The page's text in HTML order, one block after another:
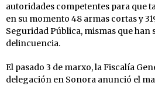
autoridades competentes para que
en su momento 48 armas cortas y
Seguridad Pública, mismas que han
delincuencia.
El pasado 3 de marxo, la Fiscalía
delegación en Sonora anunció el